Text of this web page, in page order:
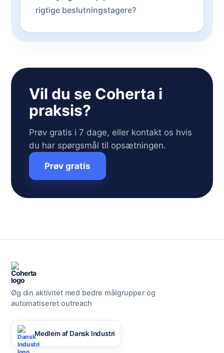
rigtige beslutningstagere?
Vil du se Coherta i
praksis?
Prøv gratis i 7 dage, eller kontakt os hvis
du har spørgsmål til opsætningen.
Prøv gratis
Øg din aktivitet med bedre målgrupper og
automatiseret outreach
Medlem af Dansk Industri